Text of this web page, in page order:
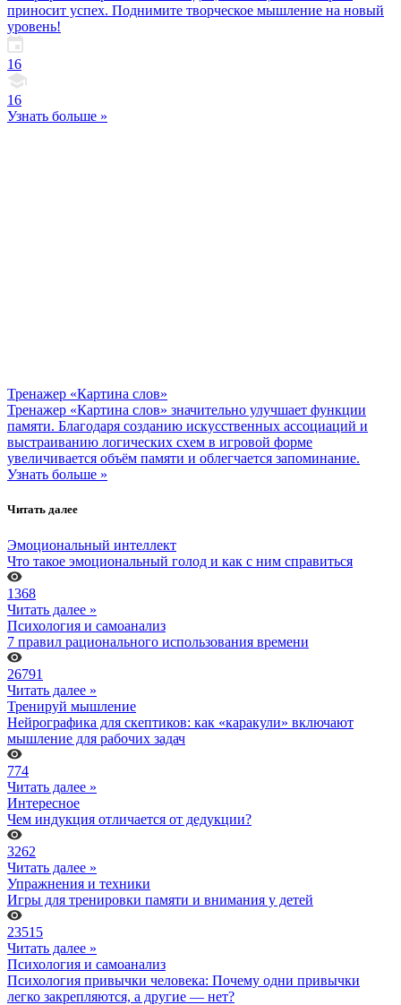
приносит успех. Поднимите творческое мышление на новый
уровень!
16
16
Узнать больше »
Тренажер «Картина слов»
Тренажер «Картина слов» значительно улучшает функции
памяти. Благодаря созданию искусственных ассоциаций и
выстраиванию логических схем в игровой форме
увеличивается объём памяти и облегчается запоминание.
Узнать больше »
Читать далее
Эмоциональный интеллект
Что такое эмоциональный голод и как с ним справиться
1368
Читать далее »
Психология и самоанализ
7 правил рационального использования времени
26791
Читать далее »
Тренируй мышление
Нейрографика для скептиков: как «каракули» включают
мышление для рабочих задач
774
Читать далее »
Интересное
Чем индукция отличается от дедукции?
3262
Читать далее »
Упражнения и техники
Игры для тренировки памяти и внимания у детей
23515
Читать далее »
Психология и самоанализ
Психология привычки человека: Почему одни привычки
легко закрепляются, а другие — нет?